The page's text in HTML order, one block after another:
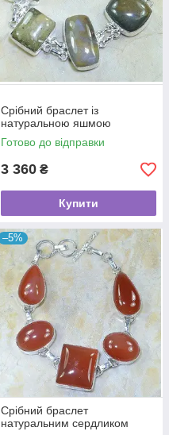
Срібний браслет із
натуральною яшмою
Готово до відправки
3 360 ₴
Купити
–5%
Срібний браслет
натуральним сердликом